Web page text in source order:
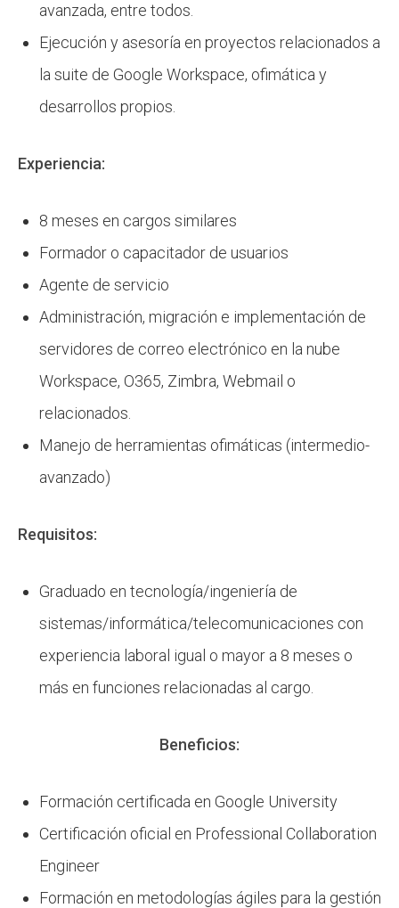
avanzada, entre todos.
Ejecución y asesoría en proyectos relacionados a
la suite de Google Workspace, ofimática y
desarrollos propios.
Experiencia:
8 meses en cargos similares
Formador o capacitador de usuarios
Agente de servicio
Administración, migración e implementación de
servidores de correo electrónico en la nube
Workspace, O365, Zimbra, Webmail o
relacionados.
Manejo de herramientas ofimáticas (intermedio-
avanzado)
Requisitos:
Graduado en tecnología/ingeniería de
sistemas/informática/telecomunicaciones con
experiencia laboral igual o mayor a 8 meses o
más en funciones relacionadas al cargo.
Beneficios:
Formación certificada en Google University
Certificación oficial en Professional Collaboration
Engineer
Formación en metodologías ágiles para la gestión